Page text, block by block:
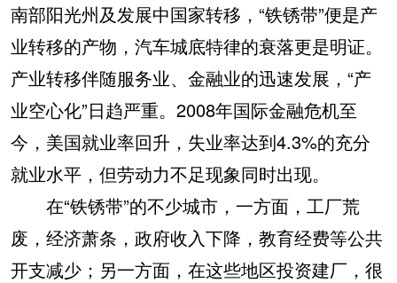
南部阳光州及发展中国家转移，“铁锈带”便是产
业转移的产物，汽车城底特律的衰落更是明证。
产业转移伴随服务业、金融业的迅速发展，“产
业空心化”日趋严重。2008年国际金融危机至
今，美国就业率回升，失业率达到4.3%的充分
就业水平，但劳动力不足现象同时出现。
在“铁锈带”的不少城市，一方面，工厂荒
废，经济萧条，政府收入下降，教育经费等公共
开支减少；另一方面，在这些地区投资建厂，很